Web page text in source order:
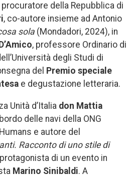
procuratore della Repubblica di
, co-autore insieme ad Antonio
sola (Mondadori, 2024), in
, professore Ordinario di
degli Studi di
del Premio speciale
e degustazione letteraria.
Unità d’Italia don Mattia
delle navi della ONG
e autore del
Racconto di uno stile di
di un evento in
Marino Sinibaldi. A